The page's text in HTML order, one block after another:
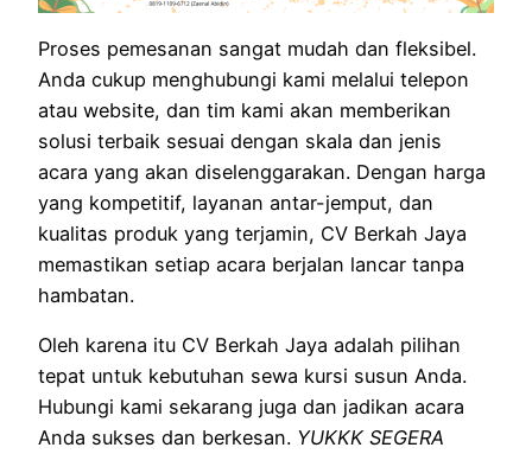
Proses pemesanan sangat mudah dan fleksibel.
Anda cukup menghubungi kami melalui telepon
atau website, dan tim kami akan memberikan
solusi terbaik sesuai dengan skala dan jenis
acara yang akan diselenggarakan. Dengan harga
yang kompetitif, layanan antar-jemput, dan
kualitas produk yang terjamin, CV Berkah Jaya
memastikan setiap acara berjalan lancar tanpa
hambatan.
Oleh karena itu CV Berkah Jaya adalah pilihan
tepat untuk kebutuhan sewa kursi susun Anda.
Hubungi kami sekarang juga dan jadikan acara
Anda sukses dan berkesan. YUKKK SEGERA